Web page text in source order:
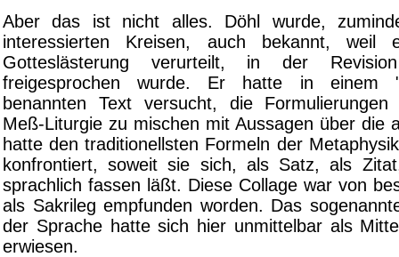
Aber das ist nicht alles. Döhl wurde,
interessierten Kreisen, auch bekannt, weil
Gotteslästerung verurteilt, in der
freigesprochen wurde. Er hatte in einem
benannten Text versucht, die Formulierungen
Meß-Liturgie zu mischen mit Aussagen über die
hatte den traditionellsten Formeln der
konfrontiert, soweit sie sich, als Satz, als
sprachlich fassen läßt. Diese Collage war von
als Sakrileg empfunden worden. Das
der Sprache hatte sich hier unmittelbar als
erwiesen.